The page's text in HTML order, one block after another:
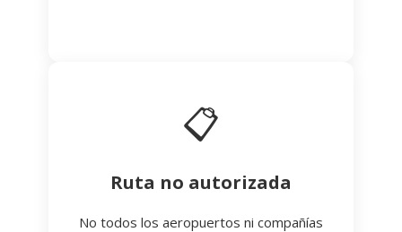
📋
Ruta no autorizada
No todos los aeropuertos ni compañías